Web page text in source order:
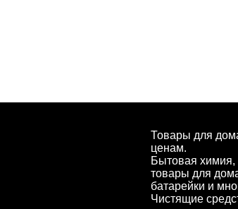
Товары для
ценам.
Бытовая химия,
товары для
батарейки и
Чистящие